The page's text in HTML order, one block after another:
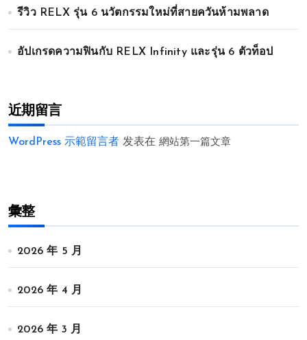
รีวิว RELX รุ่น 6 นวัตกรรมใหม่ที่สายควันห้ามพลาด
อัปเกรดความฟินกับ RELX Infinity และรุ่น 6 ตัวท็อป
近期留言
WordPress 示範留言者 发表在 網站第一篇文章
彙整
2026 年 5 月
2026 年 4 月
2026 年 3 月